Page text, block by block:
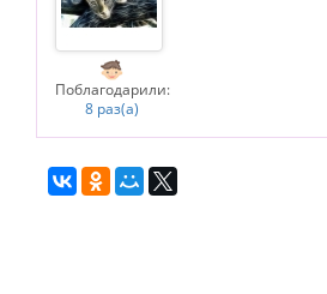
Поблагодарили:
8 раз(а)